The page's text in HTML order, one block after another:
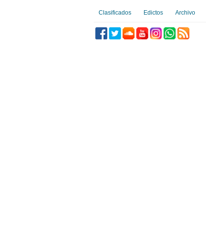
Clasificados Edictos Archivo